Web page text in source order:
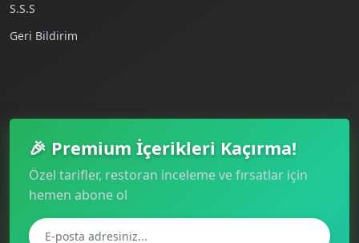
S.S.S
Geri Bildirim
🎉 Premium İçerikleri Kaçırma!
Özel tarifler, restoran inceleme ve fırsatlar için
hemen abone ol